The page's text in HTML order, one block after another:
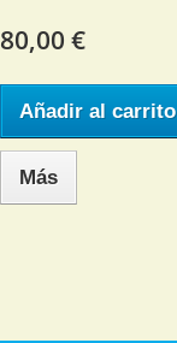
80,00 €
Añadir al carrito
Más